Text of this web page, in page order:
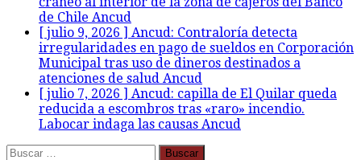
de Chile Ancud
[ julio 9, 2026 ] Ancud: Contraloría detecta
irregularidades en pago de sueldos en Corporación
Municipal tras uso de dineros destinados a
atenciones de salud Ancud
[ julio 7, 2026 ] Ancud: capilla de El Quilar queda
reducida a escombros tras «raro» incendio.
Labocar indaga las causas Ancud
Buscar: